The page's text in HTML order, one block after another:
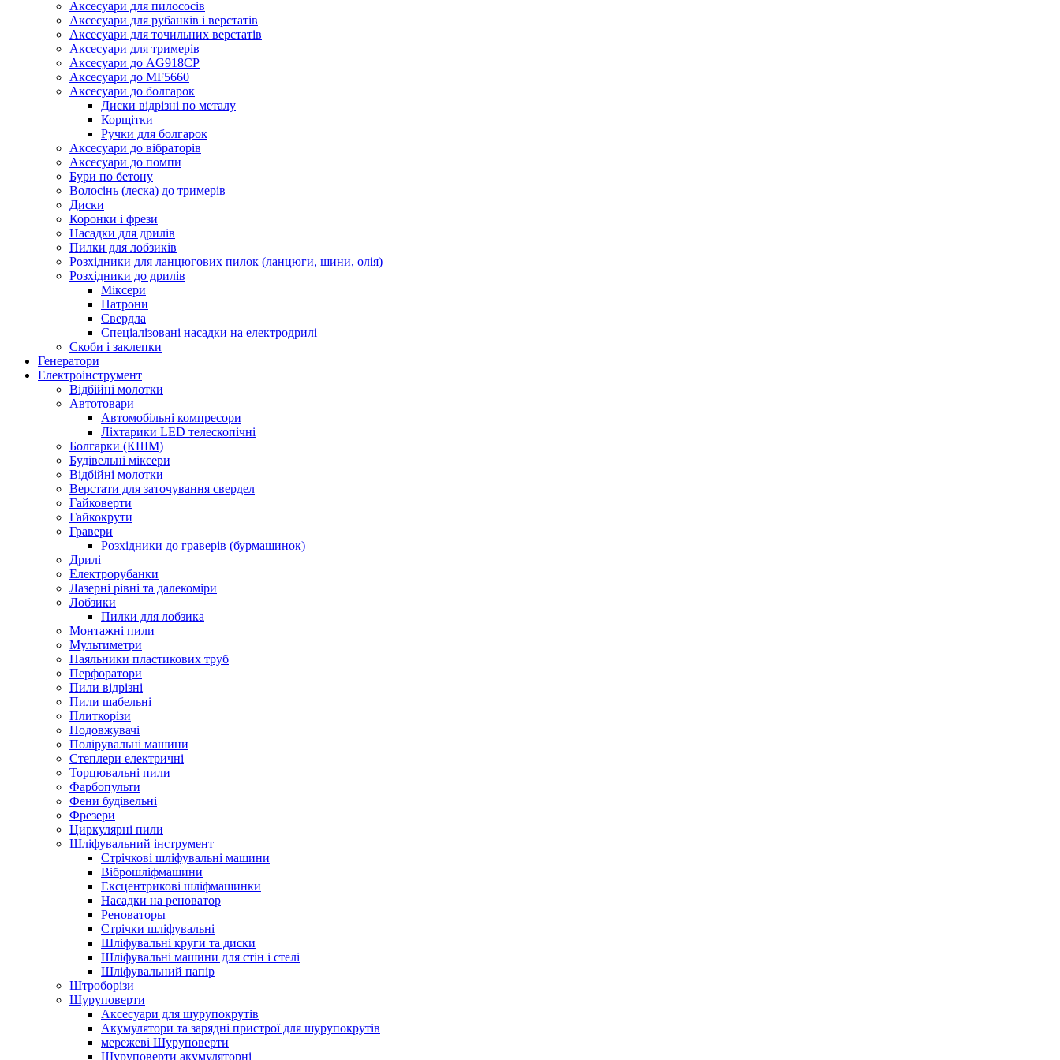
Аксесуари для пилососів
Аксесуари для рубанків і верстатів
Аксесуари для точильних верстатів
Аксесуари для тримерів
Аксесуари до AG918CP
Аксесуари до MF5660
Аксесуари до болгарок
Диски відрізні по металу
Корщітки
Ручки для болгарок
Аксесуари до вібраторів
Аксесуари до помпи
Бури по бетону
Волосінь (леска) до тримерів
Диски
Коронки і фрези
Насадки для дрилів
Пилки для лобзиків
Розхідники для ланцюгових пилок (ланцюги, шини, олія)
Розхідники до дрилів
Міксери
Патрони
Свердла
Спеціалізовані насадки на електродрилі
Скоби і заклепки
Генератори
Електроінструмент
Bідбійні молотки
Автотовари
Автомобільні компресори
Ліхтарики LED телескопічні
Болгарки (КШМ)
Будівельні міксери
Відбійні молотки
Верстати для заточування свердел
Гайковерти
Гайкокрути
Гравери
Розхідники до граверів (бурмашинок)
Дрилі
Електрорубанки
Лазерні рівні та далекоміри
Лобзики
Пилки для лобзика
Монтажні пили
Мультиметри
Паяльники пластикових труб
Перфоратори
Пили відрізні
Пили шабельні
Плиткорізи
Подовжувачі
Полірувальні машини
Степлери електричні
Торцювальні пили
Фарбопульти
Фени будівельні
Фрезери
Циркулярні пили
Шліфувальний інструмент
Cтрічкові шліфувальні машини
Віброшліфмашини
Ексцентрикові шліфмашинки
Насадки на реноватор
Реноваторы
Стрічки шліфувальні
Шліфувальні круги та диски
Шліфувальні машини для стін і стелі
Шліфувальний папір
Штроборізи
Шуруповерти
Аксесуари для шурупокрутів
Акумулятори та зарядні пристрої для шурупокрутів
мережеві Шуруповерти
Шуруповерти акумуляторні